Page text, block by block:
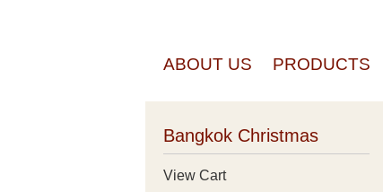
ABOUT US PRODUCTS
Bangkok Christmas
View Cart